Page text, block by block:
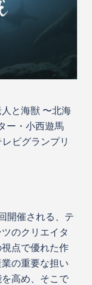
と海獣 〜北海
ー・小西遊馬
ビグランプリ
開催される、テ
のクリエイタ
点で優れた作
の重要な担い
高め、そこで